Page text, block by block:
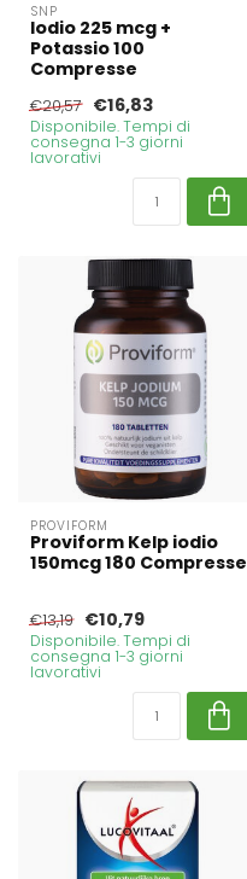
SNP
Iodio 225 mcg +
Potassio 100
Compresse
€20,57 €16,83
Disponibile. Tempi di
consegna 1-3 giorni
lavorativi
PROVIFORM
Proviform Kelp iodio
150mcg 180 Compresse
€13,19 €10,79
Disponibile. Tempi di
consegna 1-3 giorni
lavorativi